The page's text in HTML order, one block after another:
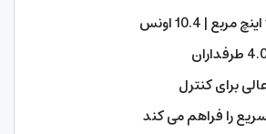
برای کنترل
را فراهم می کند